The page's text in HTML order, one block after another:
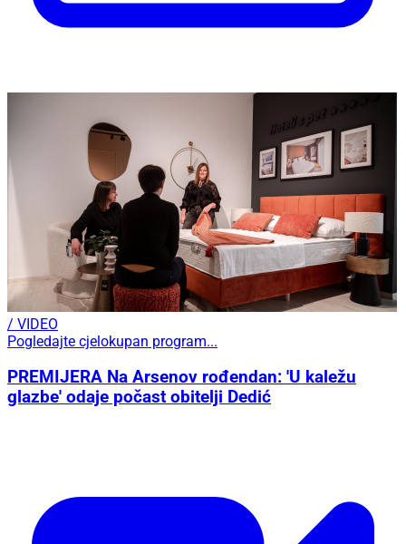
/ VIDEO
Pogledajte cjelokupan program...
PREMIJERA Na Arsenov rođendan: 'U kaležu
glazbe' odaje počast obitelji Dedić